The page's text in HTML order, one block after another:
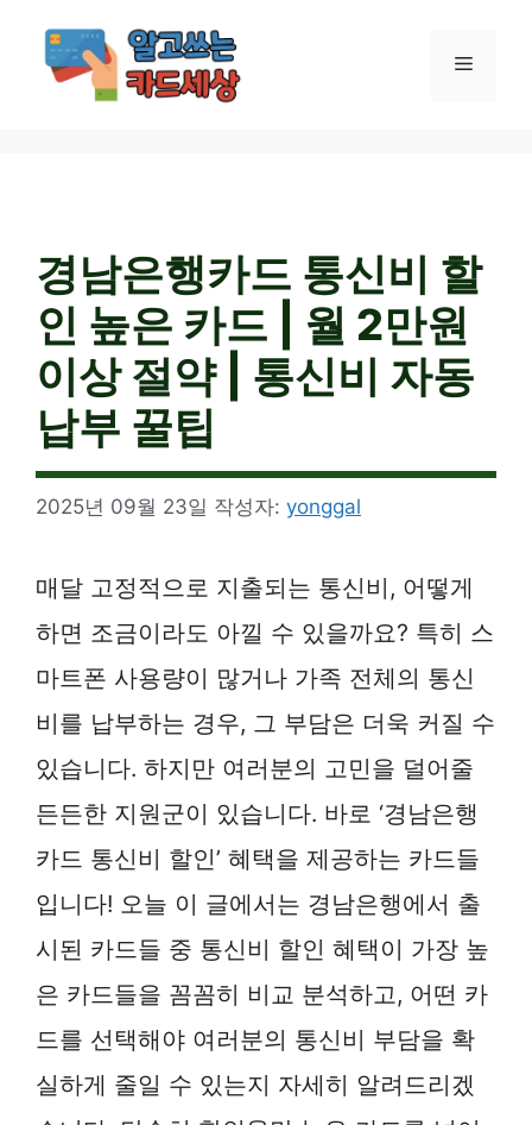
메
경남은행카드 통신비 할
인 높은 카드 | 월 2만원
이상 절약 | 통신비 자동
납부 꿀팁
2025년 09월 23일 작성자: yonggal
매달 고정적으로 지출되는 통신비, 어떻게
하면 조금이라도 아낄 수 있을까요? 특히 스
마트폰 사용량이 많거나 가족 전체의 통신
비를 납부하는 경우, 그 부담은 더욱 커질 수
있습니다. 하지만 여러분의 고민을 덜어줄
든든한 지원군이 있습니다. 바로 ‘경남은행
카드 통신비 할인’ 혜택을 제공하는 카드들
입니다! 오늘 이 글에서는 경남은행에서 출
시된 카드들 중 통신비 할인 혜택이 가장 높
은 카드들을 꼼꼼히 비교 분석하고, 어떤 카
드를 선택해야 여러분의 통신비 부담을 확
실하게 줄일 수 있는지 자세히 알려드리겠